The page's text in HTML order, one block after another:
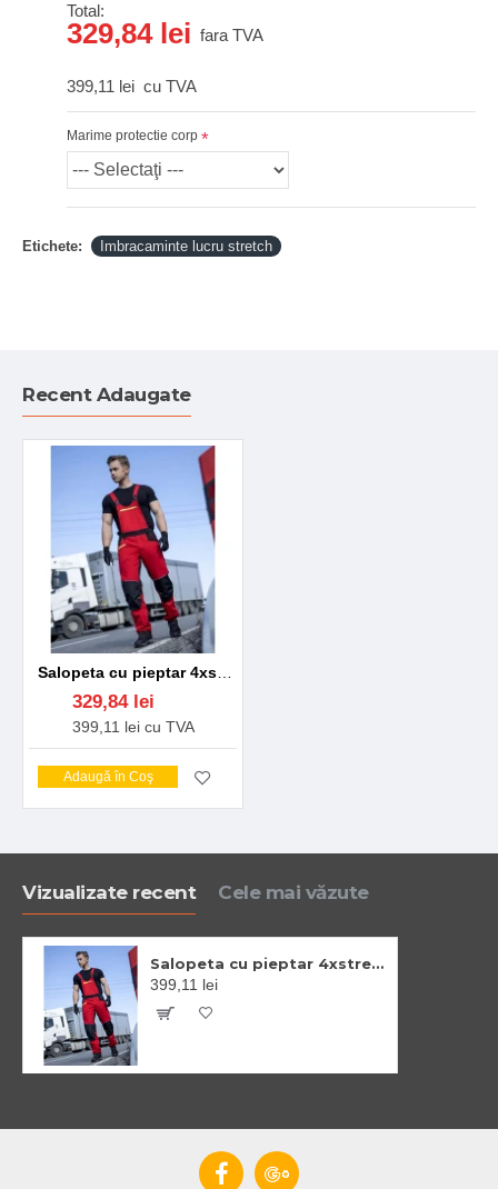
Total:
329,84 lei fara TVA
399,11 lei cu TVA
Marime protectie corp
Etichete: Imbracaminte lucru stretch
Recent Adaugate
329,84 lei
399,11 lei cu TVA
Adaugă în Coş
Vizualizate recent Cele mai văzute
Salopeta cu pieptar 4xstretch premium slimfit, rosu
399,11 lei